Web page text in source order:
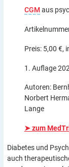
CGMaus
Preis: 5,00 €,
1. Auflage
Autoren:
Norbert
Lange
➤ zum
Diabetes und
auch